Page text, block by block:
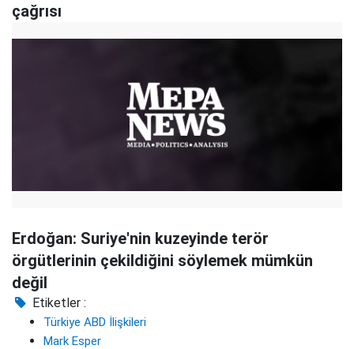
çağrısı
Erdoğan: Suriye'nin kuzeyinde terör
örgütlerinin çekildiğini söylemek mümkün
değil
Etiketler :
Türkiye ABD İlişkileri
Mark Esper